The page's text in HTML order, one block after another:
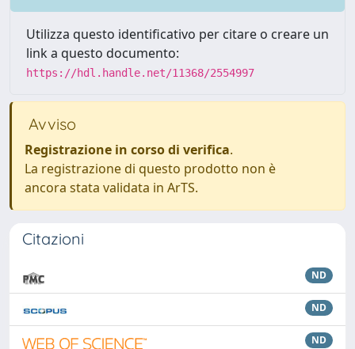
Utilizza questo identificativo per citare o creare un
link a questo documento:
https://hdl.handle.net/11368/2554997
Avviso
Registrazione in corso di verifica.
La registrazione di questo prodotto non è
ancora stata validata in ArTS.
Citazioni
ND
ND
ND